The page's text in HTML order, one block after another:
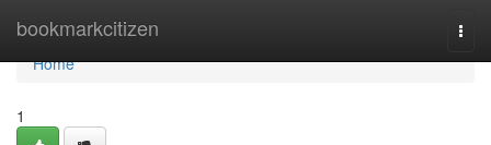
bookmarkcitizen
Home
Home
1